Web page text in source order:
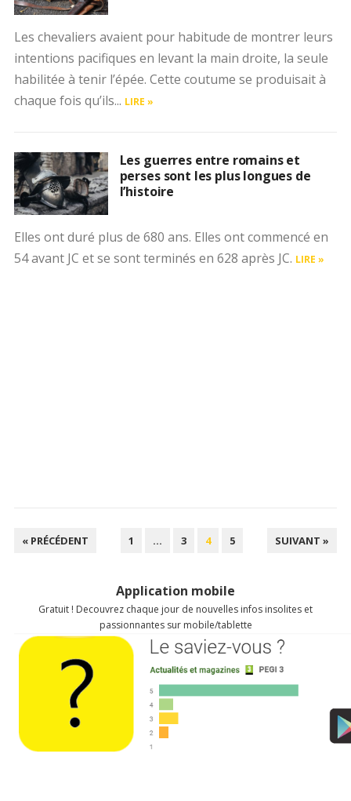
Les chevaliers avaient pour habitude de montrer leurs
intentions pacifiques en levant la main droite, la seule
habilitée à tenir l’épée. Cette coutume se produisait à
chaque fois qu’ils... LIRE »
Les guerres entre romains et
perses sont les plus longues de
l’histoire
Elles ont duré plus de 680 ans. Elles ont commencé en
54 avant JC et se sont terminés en 628 après JC. LIRE »
NAVIGATION
« PRÉCÉDENT 1 … 3 4 5 SUIVANT »
Application mobile
Gratuit ! Decouvrez chaque jour de nouvelles infos insolites et
passionnantes sur mobile/tablette